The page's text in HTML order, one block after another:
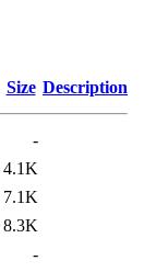
Size Description
-
4.1K
7.1K
8.3K
-